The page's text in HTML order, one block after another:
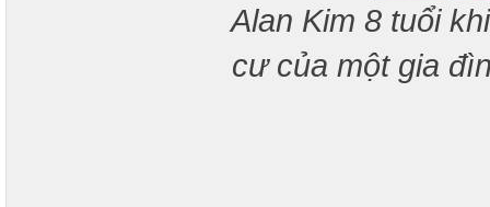
Alan Kim 8 tuổi
cư của một gia